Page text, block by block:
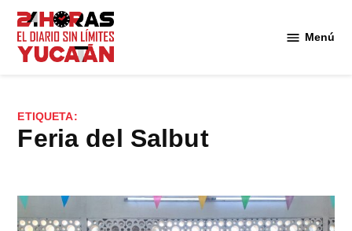
Saltar
contenido
Menú
ETIQUETA:
Feria del Salbut